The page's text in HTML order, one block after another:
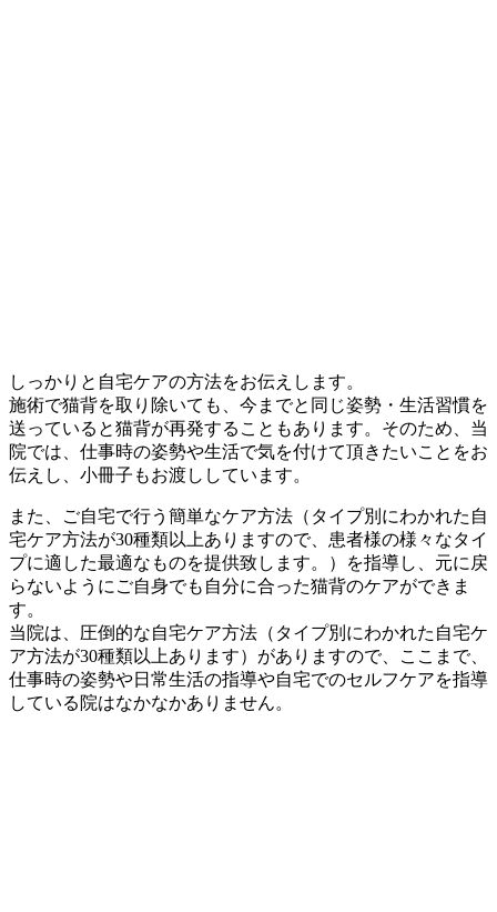
しっかりと自宅ケアの方法をお伝えします。
施術で猫背を取り除いても、今までと同じ姿勢・生活習慣を
送っていると猫背が再発することもあります。そのため、当
院では、仕事時の姿勢や生活で気を付けて頂きたいことをお
伝えし、小冊子もお渡ししています。
また、ご自宅で行う簡単なケア方法（タイプ別にわかれた自
宅ケア方法が30種類以上ありますので、患者様の様々なタイ
プに適した最適なものを提供致します。）を指導し、元に戻
らないようにご自身でも自分に合った猫背のケアができま
す。
当院は、圧倒的な自宅ケア方法（タイプ別にわかれた自宅ケ
ア方法が30種類以上あります）がありますので、ここまで、
仕事時の姿勢や日常生活の指導や自宅でのセルフケアを指導
している院はなかなかありません。